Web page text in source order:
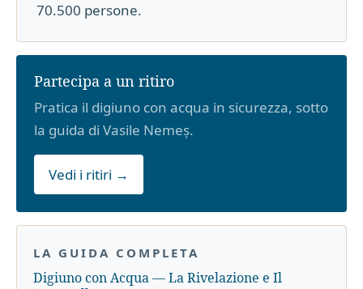
70.500 persone.
Partecipa a un ritiro
Pratica il digiuno con acqua in sicurezza, sotto
la guida di Vasile Nemeș.
Vedi i ritiri →
LA GUIDA COMPLETA
Digiuno con Acqua — La Rivelazione e Il